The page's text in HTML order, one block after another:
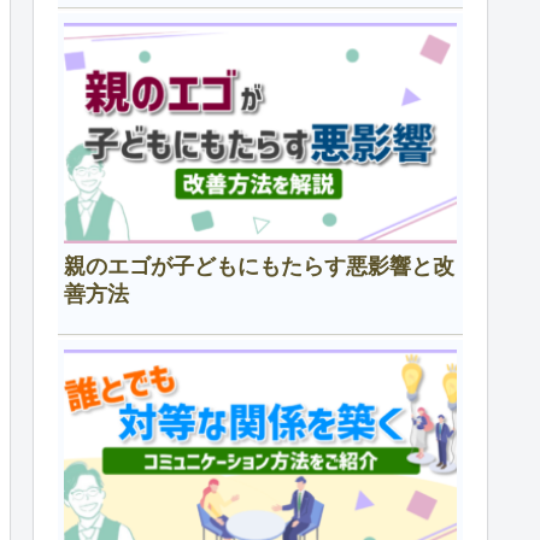
親のエゴが子どもにもたらす悪影響と改
善方法